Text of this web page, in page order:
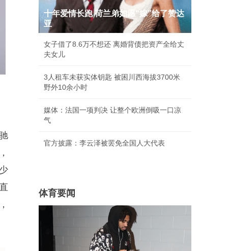
十年爱情长跑 荷兰弟如愿“嫁”给了赞达
亚
女子借了8.6万不想还 离婚背债把资产全给丈
夫女儿
3人租车未获实体钥匙 被困川西海拔3700米
野外10余小时
媒体：法国一项判决 让整个欧洲倒吸一口凉
气
官方披露：李云泽被罢免全国人大代表
体育要闻